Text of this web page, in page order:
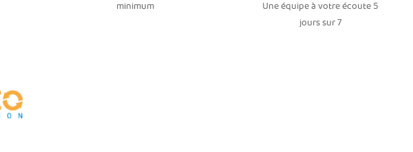
minimum
Une équipe à votre écoute 5
jours sur 7